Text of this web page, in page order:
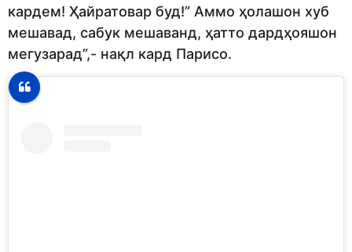
кардем! Ҳайратовар буд!” Аммо ҳолашон хуб
мешавад, сабук мешаванд, ҳатто дардҳояшон
мегузарад”,- нақл кард Парисо.